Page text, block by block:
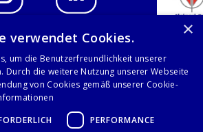
×
verwendet Cookies.
um die Benutzerfreundlichkeit unserer
Durch die weitere Nutzung unserer Webseite
von Cookies gemäß unserer Cookie-
PERFORMANCE